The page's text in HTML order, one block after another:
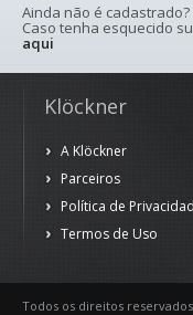
Ainda não é cadastrado?
Caso tenha esquecido
aqui
Klöckner
A Klöckner
Parceiros
Política de
Termos de Uso
Todos os direitos